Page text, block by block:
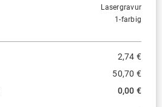
Lasergravur
1-farbig
2,74 €
50,70 €
0,00 €